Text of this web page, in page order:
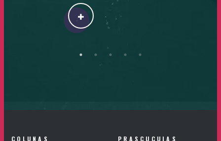
COLUNAS PRASCUCUIAS